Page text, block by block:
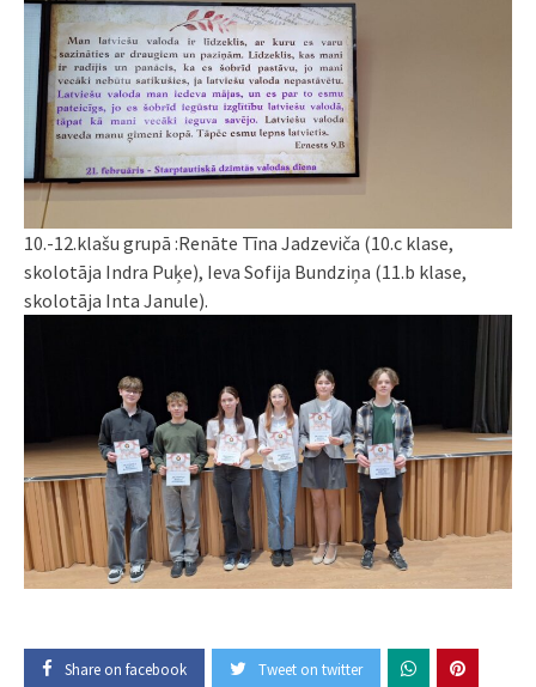
10.-12.klašu grupā :Renāte Tīna Jadzeviča (10.c klase,
skolotāja Indra Puķe), Ieva Sofija Bundziņa (11.b klase,
skolotāja Inta Janule).
Share on facebook Tweet on twitter